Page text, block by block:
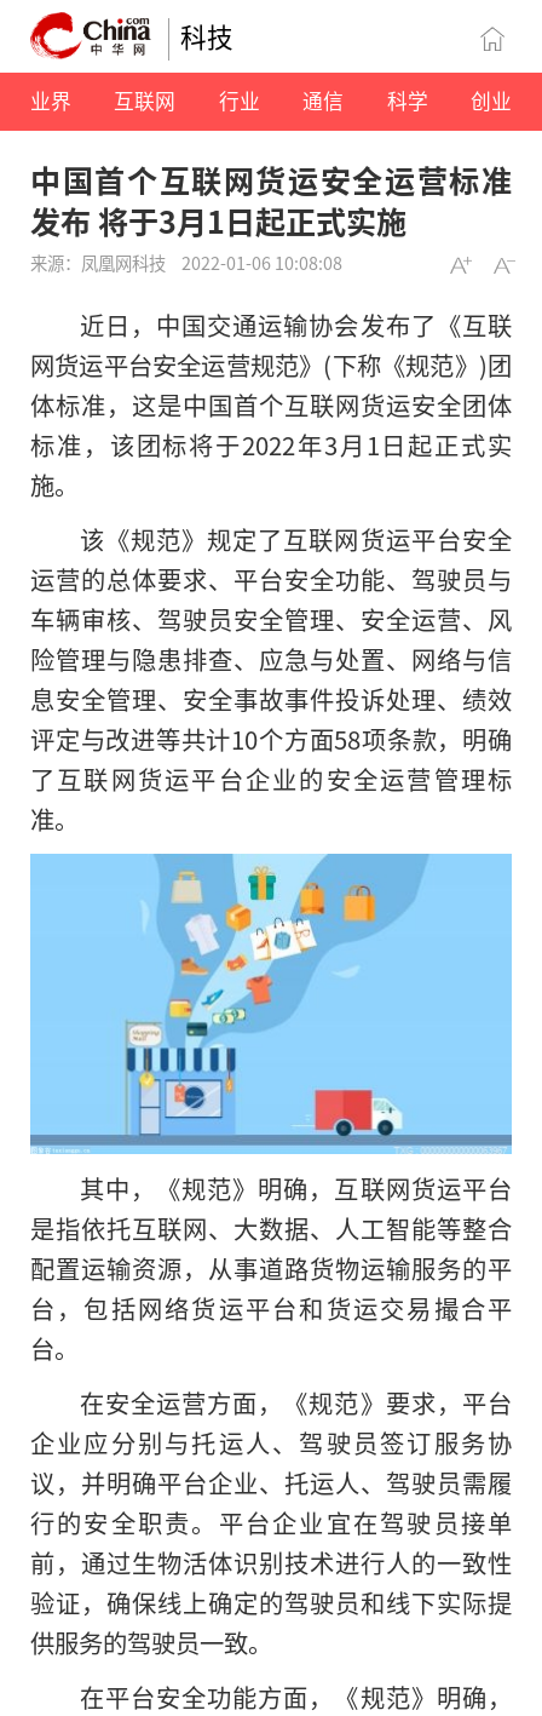
科技
业界 互联网 行业 通信 科学 创业
中国首个互联网货运安全运营标准
发布 将于3月1日起正式实施
来源：凤凰网科技 2022-01-06 10:08:08
近日，中国交通运输协会发布了《互联
网货运平台安全运营规范》(下称《规范》)团
体标准，这是中国首个互联网货运安全团体
标准，该团标将于2022年3月1日起正式实
施。
该《规范》规定了互联网货运平台安全
运营的总体要求、平台安全功能、驾驶员与
车辆审核、驾驶员安全管理、安全运营、风
险管理与隐患排查、应急与处置、网络与信
息安全管理、安全事故事件投诉处理、绩效
评定与改进等共计10个方面58项条款，明确
了互联网货运平台企业的安全运营管理标
准。
其中，《规范》明确，互联网货运平台
是指依托互联网、大数据、人工智能等整合
配置运输资源，从事道路货物运输服务的平
台，包括网络货运平台和货运交易撮合平
台。
在安全运营方面，《规范》要求，平台
企业应分别与托运人、驾驶员签订服务协
议，并明确平台企业、托运人、驾驶员需履
行的安全职责。平台企业宜在驾驶员接单
前，通过生物活体识别技术进行人的一致性
验证，确保线上确定的驾驶员和线下实际提
供服务的驾驶员一致。
在平台安全功能方面，《规范》明确，